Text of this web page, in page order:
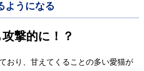
ようになる
撃的に！？
おり、甘えてくることの多い愛猫が